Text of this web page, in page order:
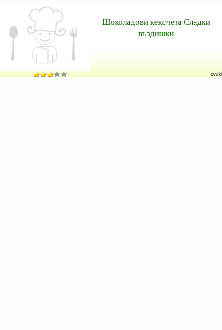
Шоколадови кексчета Сладки
въздишки
cvuki